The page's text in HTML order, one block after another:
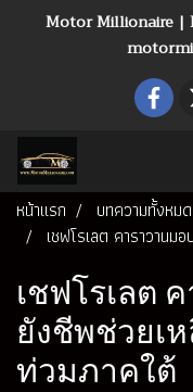
Motor Millionaire |
หน้าแรก บทความทั้งหมด
เชฟโรเลต คาราวาน
เชฟโรเลต
ยังชีพช่วยเ
ท่วมภาคใต้